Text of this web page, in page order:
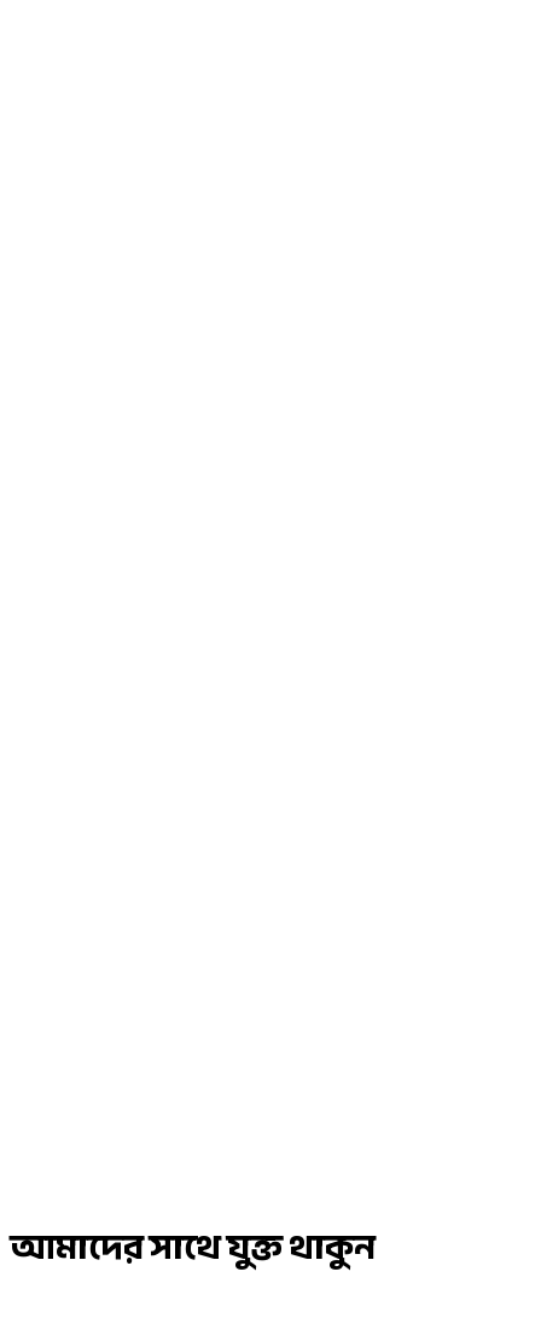
আমাদের সাথে যুক্ত থাকুন